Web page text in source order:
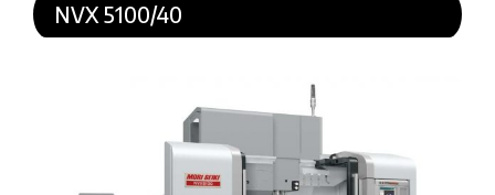
NVX 5100/40